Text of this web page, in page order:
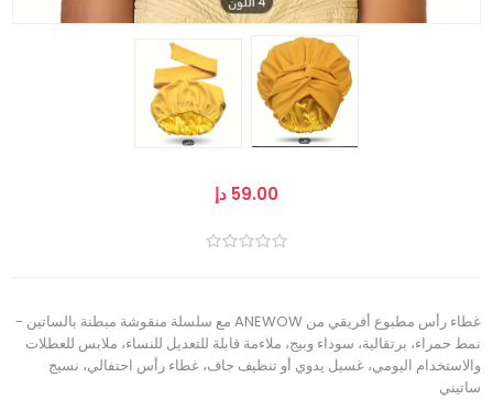
59.00 دإ
غطاء رأس مطبوع أفريقي من ANEWOW مع سلسلة منقوشة مبطنة بالساتين -
نمط حمراء، برتقالية، سوداء وبيج، ملاءمة قابلة للتعديل للنساء، ملابس للعطلات
والاستخدام اليومي، غسيل يدوي أو تنظيف جاف، غطاء رأس احتفالي، نسيج
ساتيني